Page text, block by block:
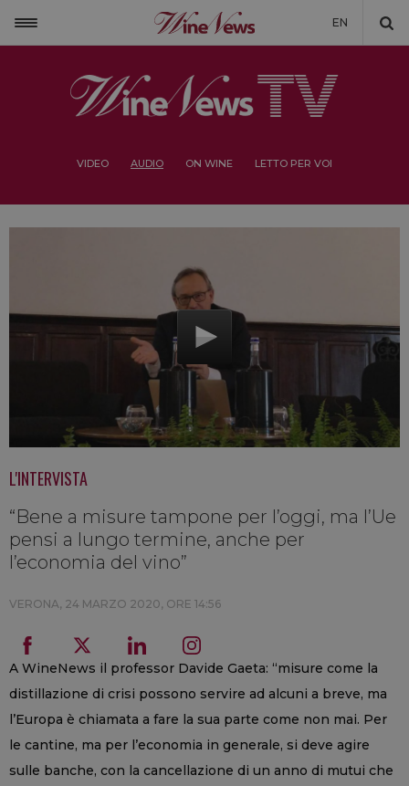
EN
VIDEO AUDIO ON WINE LETTO PER VOI
L'INTERVISTA
“Bene a misure tampone per l’oggi, ma l’Ue
pensi a lungo termine, anche per
l’economia del vino”
VERONA, 24 MARZO 2020, ORE 14:56
A WineNews il professor Davide Gaeta: “misure come la
distillazione di crisi possono servire ad alcuni a breve, ma
l’Europa è chiamata a fare la sua parte come non mai. Per
le cantine, ma per l’economia in generale, si deve agire
sulle banche, con la cancellazione di un anno di mutui che